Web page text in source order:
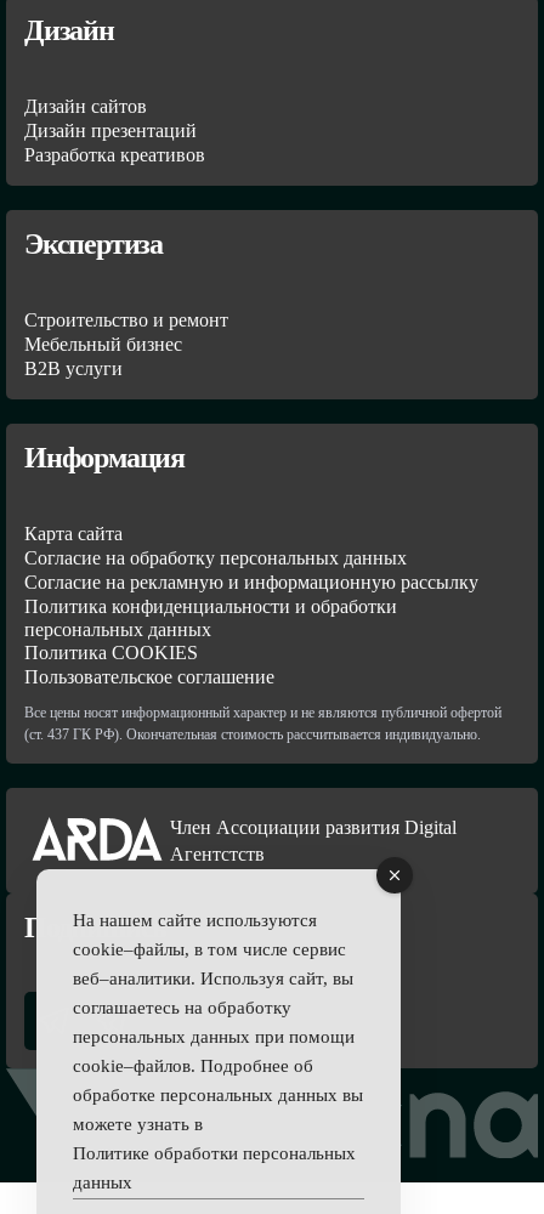
Дизайн
Дизайн сайтов
Дизайн презентаций
Разработка креативов
Экспертиза
Строительство и ремонт
Мебельный бизнес
В2В услуги
Информация
Карта сайта
Согласие на обработку персональных данных
Согласие на рекламную и информационную рассылку
Политика конфиденциальности и обработки
персональных данных
Политика COOKIES
Пользовательское соглашение
Все цены носят информационный характер и не являются публичной офертой
(ст. 437 ГК РФ). Окончательная стоимость рассчитывается индивидуально.
Член Ассоциации развития Digital
Агентстств
Подпишись
На нашем сайте используются
cookie–файлы, в том числе сервис
веб–аналитики. Используя сайт, вы
соглашаетесь на обработку
персональных данных при помощи
cookie–файлов. Подробнее об
обработке персональных данных вы
можете узнать в
Политике обработки персональных
данных